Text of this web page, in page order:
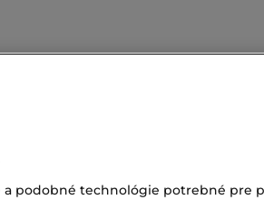
a podobné technológie potrebné pre